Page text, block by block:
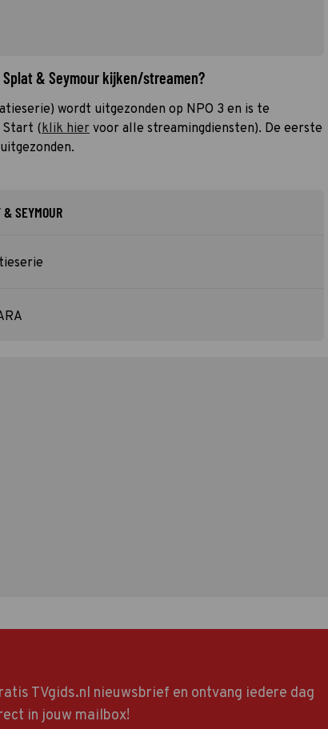
& Seymour kijken/streamen?
wordt uitgezonden op NPO 3 en is te
Start (klik hier voor alle streamingdiensten). De eerste
& SEYMOUR
TVgids.nl nieuwsbrief en ontvang iedere dag
in jouw mailbox!